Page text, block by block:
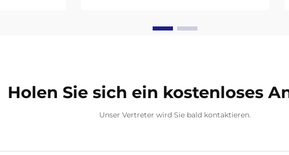
ist. Aber ihre Umweltvorteile
Holen Sie sich ein kostenloses
Unser Vertreter wird Sie bald kontaktieren.